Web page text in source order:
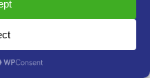
WordPress,
bezpieczeństwa,
pełną recenzję